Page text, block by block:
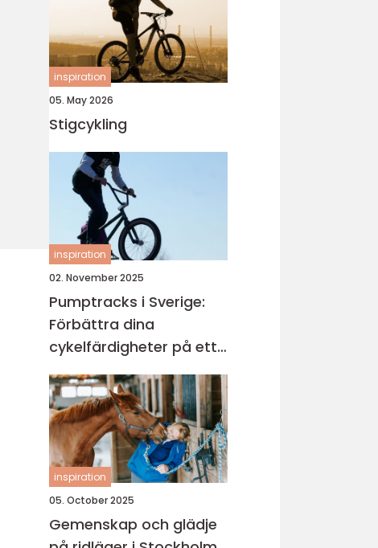
inspiration
05. May 2026
Stigcykling
inspiration
02. November 2025
Pumptracks i Sverige:
Förbättra dina
cykelfärdigheter på ett
säkert sätt
inspiration
05. October 2025
Gemenskap och glädje